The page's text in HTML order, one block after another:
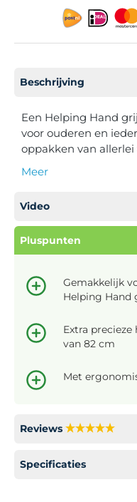
Beschrijving
Een Helping Hand
voor ouderen en
oppakken van allerlei
Meer
Video
Pluspunten
Gemakkelijk
Helping Hand
Extra
van 82 cm
Met
Reviews
Specificaties